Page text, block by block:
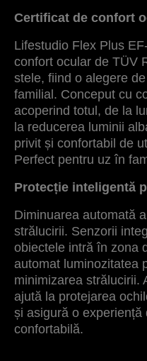
Certificat de confort
Lifestudio Flex Plus
confort ocular de TÜV
stele, fiind o alegere
familial. Conceput cu
acoperind totul, de la
la reducerea luminii
privit și confortabil de
Perfect pentru uz în
Protecție inteligentă
Diminuarea automată
strălucirii. Senzorii
obiectele intră în zona
automat luminozitatea
minimizarea strălucirii.
ajută la protejarea
și asigură o experiență
confortabilă.